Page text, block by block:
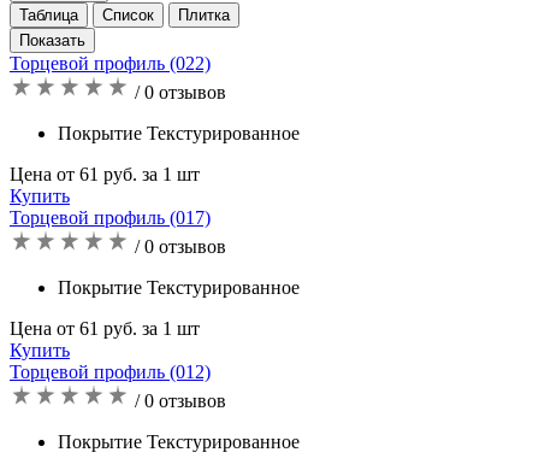
Таблица
Список Плитка
Торцевой профиль (022)
/ 0 отзывов
Покрытие Текстурированное
Цена от 61 руб. за 1 шт
Купить
Торцевой профиль (017)
/ 0 отзывов
Покрытие Текстурированное
Цена от 61 руб. за 1 шт
Купить
Торцевой профиль (012)
/ 0 отзывов
Покрытие Текстурированное